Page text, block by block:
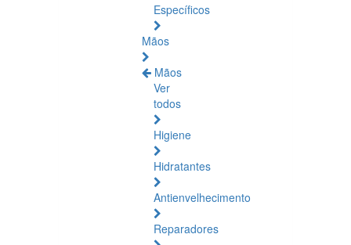
Específicos
Mãos
Mãos
Ver
todos
Higiene
Hidratantes
Antienvelhecimento
Reparadores